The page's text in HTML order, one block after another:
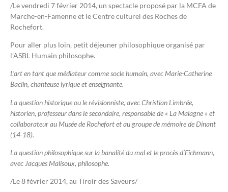
/Le vendredi 7 février 2014, un spectacle proposé par la MCFA de
Marche-en-Famenne et le Centre culturel des Roches de
Rochefort.
Pour aller plus loin, petit déjeuner philosophique organisé par
l’ASBL Humain philosophe.
L’art en tant que médiateur comme socle humain, avec Marie-Catherine
Baclin, chanteuse lyrique et enseignante.
La question historique ou le révisionniste, avec Christian Limbrée,
historien, professeur dans le secondaire, responsable de « La Malagne » et
collaborateur au Musée de Rochefort et au groupe de mémoire de Dinant
(14-18).
La question philosophique sur la banalité du mal et le procès d’Eichmann,
avec Jacques Malisoux, philosophe.
/Le 8 février 2014, au Tiroir des Saveurs/